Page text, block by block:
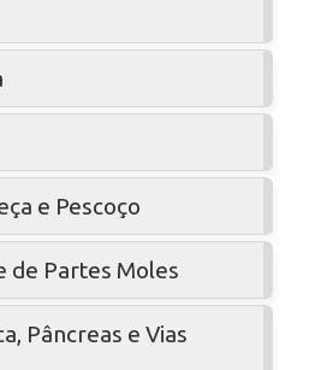
e Pescoço
de Partes Moles
Pâncreas e Vias